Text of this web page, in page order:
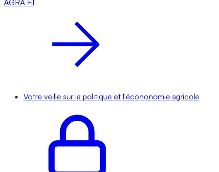
AGRA Fil
Votre veille sur la politique et l'écononomie agricole